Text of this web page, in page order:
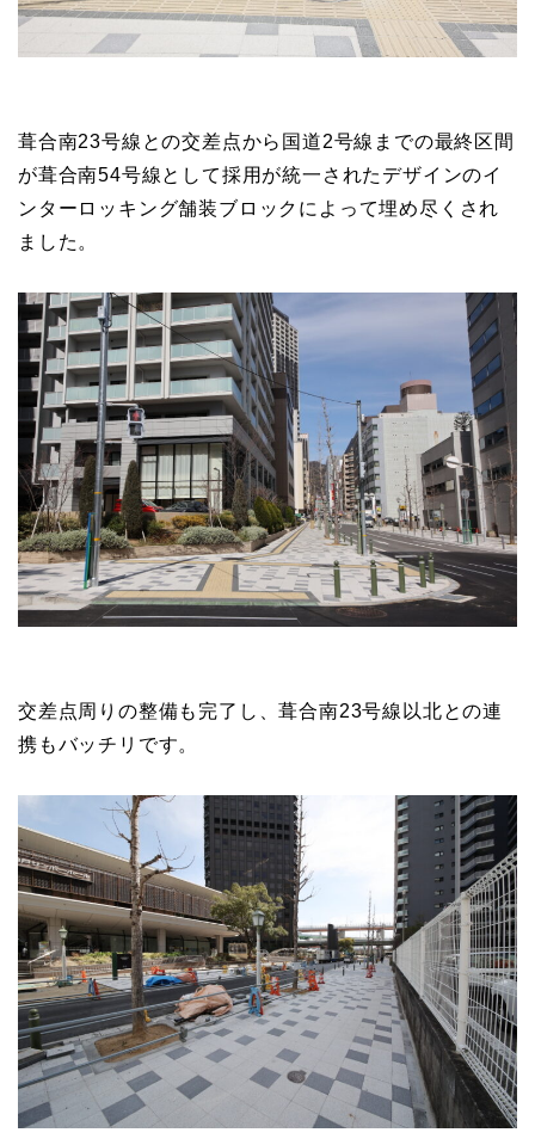
葺合南23号線との交差点から国道2号線までの最終区間
が葺合南54号線として採用が統一されたデザインのイ
ンターロッキング舗装ブロックによって埋め尽くされ
ました。
交差点周りの整備も完了し、葺合南23号線以北との連
携もバッチリです。